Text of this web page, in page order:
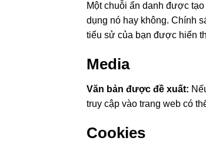
Một chuỗi ẩn danh được
dụng nó hay không. Chính
tiểu sử của bạn được hiển
Media
Văn bản được đề xuất:
truy cập vào trang web có
Cookies